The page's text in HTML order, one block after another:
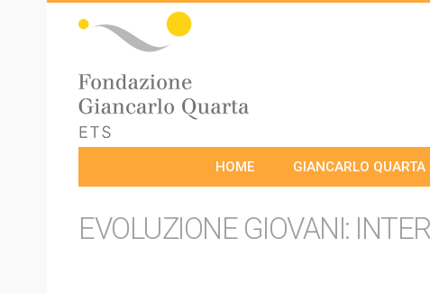
HOME GIANCARLO QUARTA
EVOLUZIONE GIOVANI: